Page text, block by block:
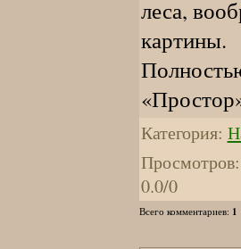
леса,
картины.
Категория:
Просмотров:
0.0/0
Всего комментариев: 1